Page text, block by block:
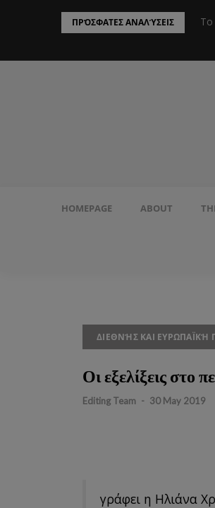
ΠΡΌΣΦΑΤΕΣ ΑΝΑΛΎΣΕΙΣ
Προστασία του Πληθυσμού από το Το
HOMEPAGE ABOUT
ΔΙΕΘΝΉΣ ΚΑΙ ΕΥΡΩΠΑΪΚΉ
Οι εξελίξεις στο
Editing Team - 30 May 2019
γράφει η Ηλιάνα